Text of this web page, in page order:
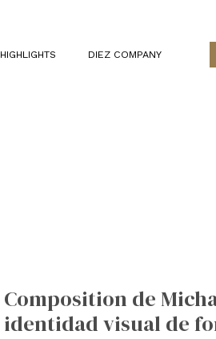
HIGHLIGHTS DIEZ COMPANY
Composition de
identidad visual de
Michael
Anastassiades,